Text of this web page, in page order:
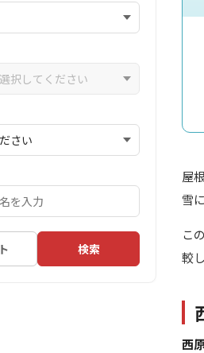
屋
雪
こ
較
西
検索